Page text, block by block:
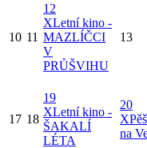
10 11
12
XLetní kino -
MAZLÍČCI
V
PRŮŠVIHU
13
17 18
19
XLetní kino -
ŠAKALÍ
LÉTA
20
X
na